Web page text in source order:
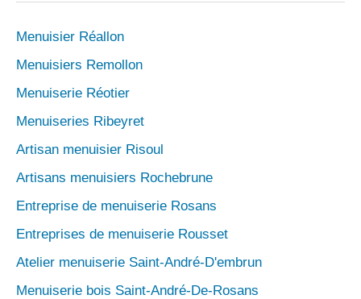
Menuisier Réallon
Menuisiers Remollon
Menuiserie Réotier
Menuiseries Ribeyret
Artisan menuisier Risoul
Artisans menuisiers Rochebrune
Entreprise de menuiserie Rosans
Entreprises de menuiserie Rousset
Atelier menuiserie Saint-André-D'embrun
Menuiserie bois Saint-André-De-Rosans